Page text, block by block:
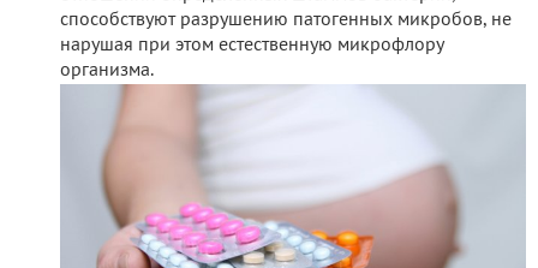
способствуют разрушению патогенных микробов, не
нарушая при этом естественную микрофлору
организма.